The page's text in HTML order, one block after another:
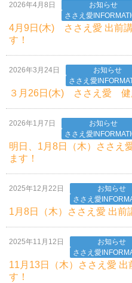
2026年4月8日
お知らせ
ささえ愛
4月9日(木) ささえ愛 出前
す！
2026年3月24日
お知らせ
ささえ愛
３月26日(木) ささえ愛 健
2026年1月7日
お知らせ
ささえ愛
明日、1月8日（木）ささえ
ます！
2025年12月22日
お知らせ
ささえ愛
1月8日（木）ささえ愛 出前
2025年11月12日
お知らせ
ささえ愛
11月13日（木）ささえ愛 出
す！